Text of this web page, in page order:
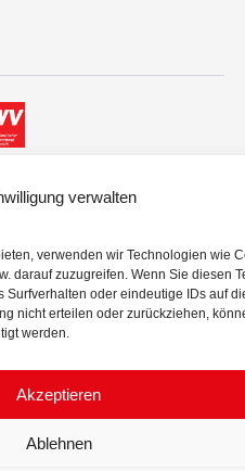
verwalten
verwenden wir Technologien wie
darauf zuzugreifen. Wenn Sie diesen
Surfverhalten oder eindeutige IDs auf
nicht erteilen oder zurückziehen,
werden.
Akzeptieren
Ablehnen
Niederösterreich.
vorbehalten.